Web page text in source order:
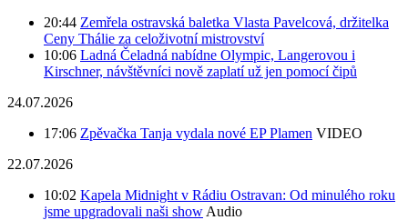
20:44 Zemřela ostravská baletka Vlasta Pavelcová, držitelka
Ceny Thálie za celoživotní mistrovství
10:06 Ladná Čeladná nabídne Olympic, Langerovou i
Kirschner, návštěvníci nově zaplatí už jen pomocí čipů
24.07.2026
17:06 Zpěvačka Tanja vydala nové EP Plamen VIDEO
22.07.2026
10:02 Kapela Midnight v Rádiu Ostravan: Od minulého roku
jsme upgradovali naši show Audio